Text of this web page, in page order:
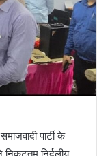
पार्टी के
निर्दलीय